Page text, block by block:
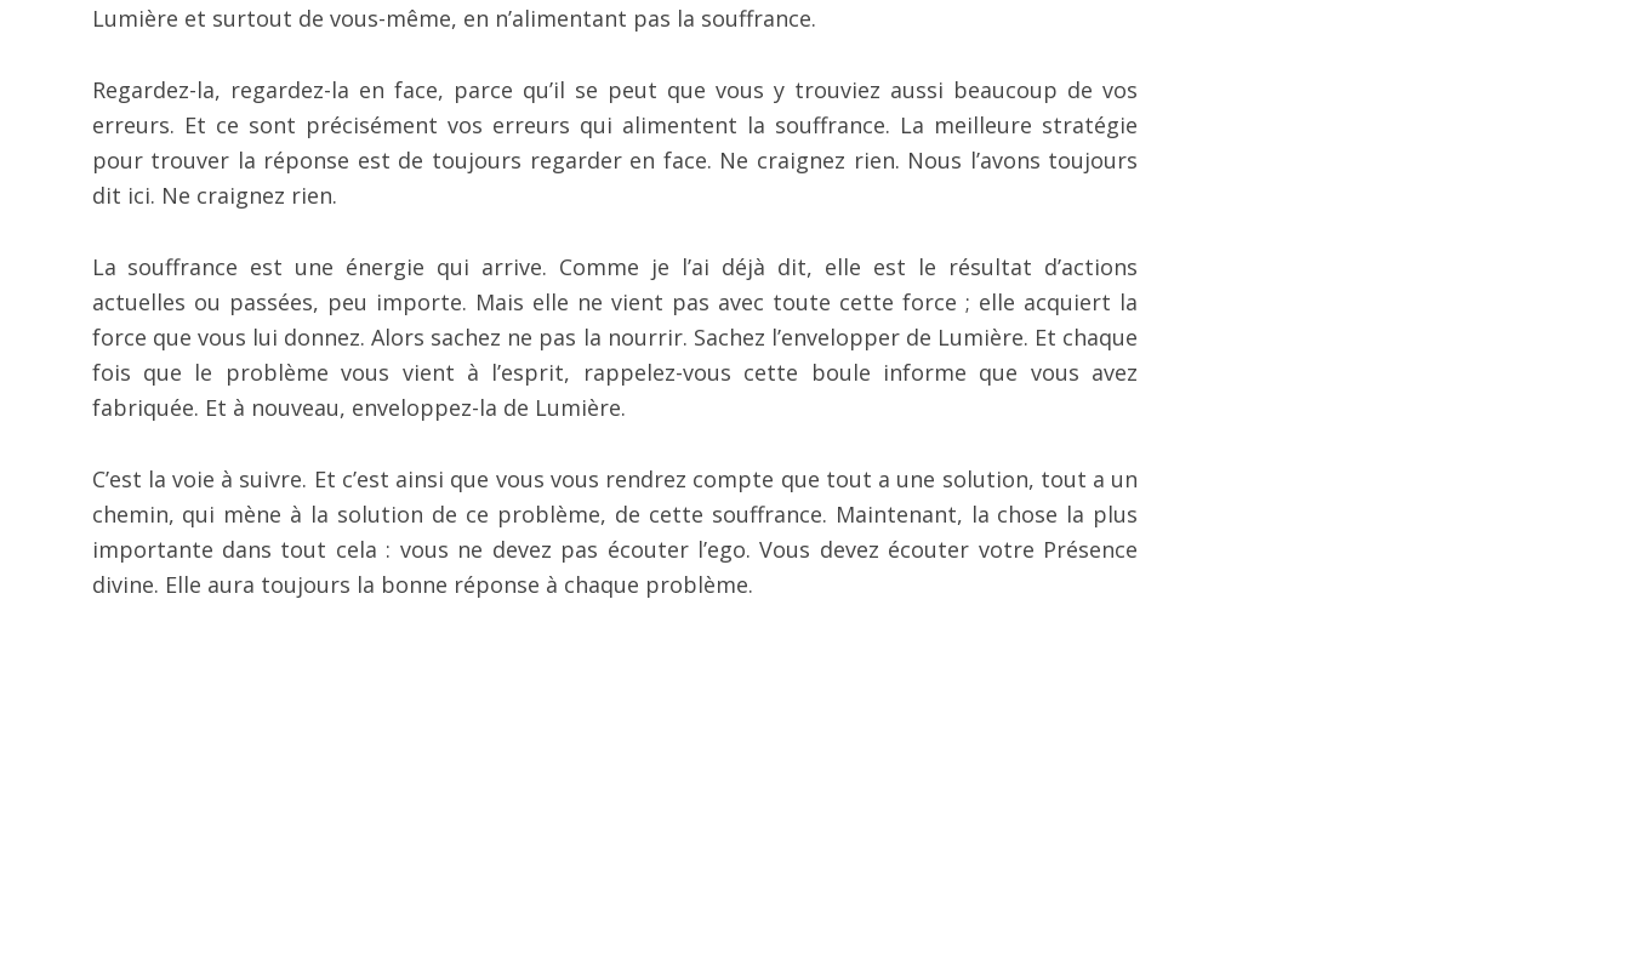
Lumière et surtout de vous-même, en n’alimentant pas la souffrance.
Regardez-la, regardez-la en face, parce qu’il se peut que vous y trouviez aussi beaucoup de vos
erreurs. Et ce sont précisément vos erreurs qui alimentent la souffrance. La meilleure stratégie
pour trouver la réponse est de toujours regarder en face. Ne craignez rien. Nous l’avons toujours
dit ici. Ne craignez rien.
La souffrance est une énergie qui arrive. Comme je l’ai déjà dit, elle est le résultat d’actions
actuelles ou passées, peu importe. Mais elle ne vient pas avec toute cette force ; elle acquiert la
force que vous lui donnez. Alors sachez ne pas la nourrir. Sachez l’envelopper de Lumière. Et chaque
fois que le problème vous vient à l’esprit, rappelez-vous cette boule informe que vous avez
fabriquée. Et à nouveau, enveloppez-la de Lumière.
C’est la voie à suivre. Et c’est ainsi que vous vous rendrez compte que tout a une solution, tout a un
chemin, qui mène à la solution de ce problème, de cette souffrance. Maintenant, la chose la plus
importante dans tout cela : vous ne devez pas écouter l’ego. Vous devez écouter votre Présence
divine. Elle aura toujours la bonne réponse à chaque problème.